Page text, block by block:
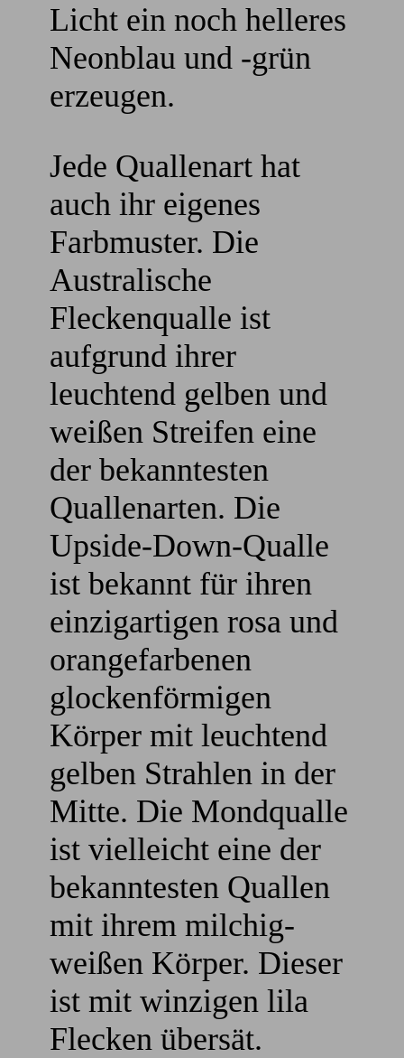
Licht ein noch helleres
Neonblau und -grün
erzeugen.
Jede Quallenart hat
auch ihr eigenes
Farbmuster. Die
Australische
Fleckenqualle ist
aufgrund ihrer
leuchtend gelben und
weißen Streifen eine
der bekanntesten
Quallenarten. Die
Upside-Down-Qualle
ist bekannt für ihren
einzigartigen rosa und
orangefarbenen
glockenförmigen
Körper mit leuchtend
gelben Strahlen in der
Mitte. Die Mondqualle
ist vielleicht eine der
bekanntesten Quallen
mit ihrem milchig-
weißen Körper. Dieser
ist mit winzigen lila
Flecken übersät.